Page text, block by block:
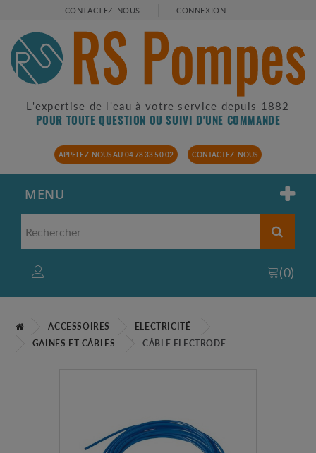
CONTACTEZ-NOUS CONNEXION
L'expertise de l'eau à votre service depuis 1882
POUR TOUTE QUESTION OU SUIVI D'UNE COMMANDE
APPELEZ-NOUS AU 04 78 33 50 02 CONTACTEZ-NOUS
MENU
(0)
ACCESSOIRES
ELECTRICITÉ
GAINES ET CÂBLES
CÂBLE ELECTRODE